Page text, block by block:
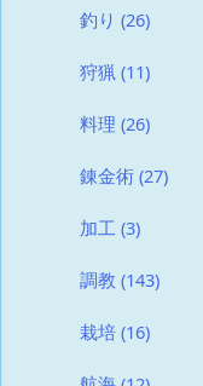
釣り (26)
狩猟 (11)
料理 (26)
錬金術 (27)
加工 (3)
調教 (143)
栽培 (16)